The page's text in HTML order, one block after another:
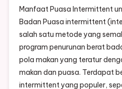
Manfaat Puasa Intermittent
Badan Puasa intermittent
salah satu metode yang
program penurunan berat
pola makan yang teratur
makan dan puasa. Terdapat
intermittent yang populer,